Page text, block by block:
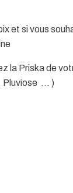
et si vous
la Priska de
Pluviose ... )